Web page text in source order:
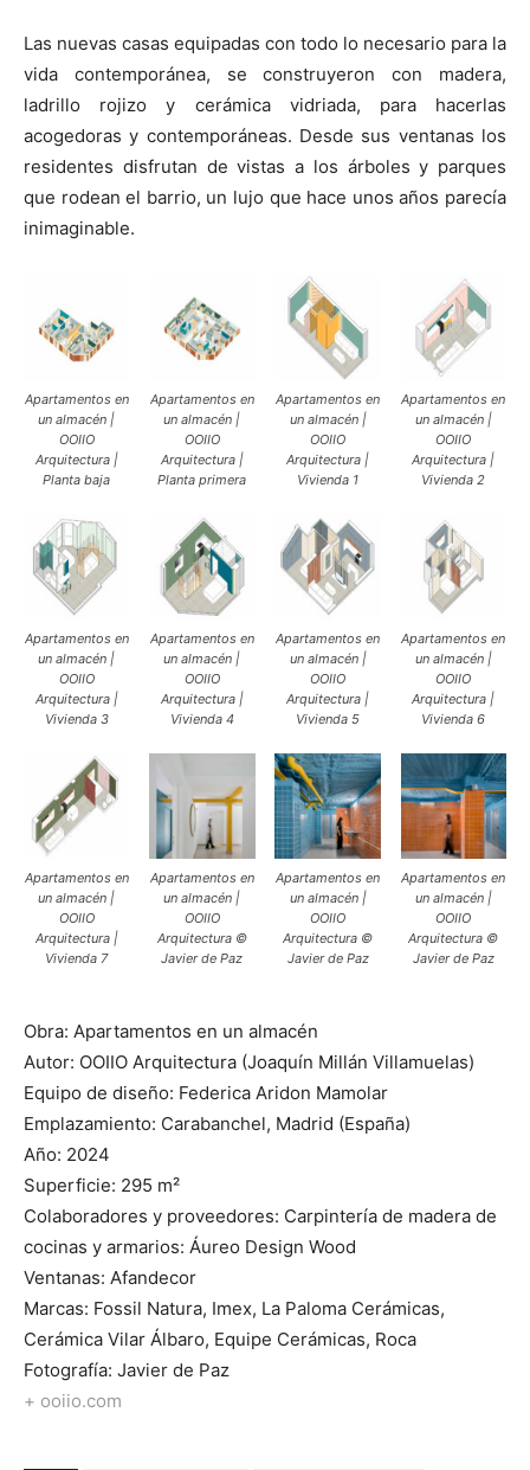
Las nuevas casas equipadas con todo lo necesario para la
vida contemporánea, se construyeron con madera,
ladrillo rojizo y cerámica vidriada, para hacerlas
acogedoras y contemporáneas. Desde sus ventanas los
residentes disfrutan de vistas a los árboles y parques
que rodean el barrio, un lujo que hace unos años parecía
inimaginable.
Apartamentos en
un almacén |
OOIIO
Arquitectura |
Planta baja
Apartamentos en
un almacén |
OOIIO
Arquitectura |
Planta primera
Apartamentos en
un almacén |
OOIIO
Arquitectura |
Vivienda 1
Apartamentos en
un almacén |
OOIIO
Arquitectura |
Vivienda 2
Apartamentos en
un almacén |
OOIIO
Arquitectura |
Vivienda 3
Apartamentos en
un almacén |
OOIIO
Arquitectura |
Vivienda 4
Apartamentos en
un almacén |
OOIIO
Arquitectura |
Vivienda 5
Apartamentos en
un almacén |
OOIIO
Arquitectura |
Vivienda 6
Apartamentos en
un almacén |
OOIIO
Arquitectura |
Vivienda 7
Apartamentos en
un almacén |
OOIIO
Arquitectura ©
Javier de Paz
Apartamentos en
un almacén |
OOIIO
Arquitectura ©
Javier de Paz
Apartamentos en
un almacén |
OOIIO
Arquitectura ©
Javier de Paz
Obra: Apartamentos en un almacén
Autor: OOIIO Arquitectura (Joaquín Millán Villamuelas)
Equipo de diseño: Federica Aridon Mamolar
Emplazamiento: Carabanchel, Madrid (España)
Año: 2024
Superficie: 295 m²
Colaboradores y proveedores: Carpintería de madera de
cocinas y armarios: Áureo Design Wood
Ventanas: Afandecor
Marcas: Fossil Natura, Imex, La Paloma Cerámicas,
Cerámica Vilar Álbaro, Equipe Cerámicas, Roca
Fotografía: Javier de Paz
+ ooiio.com